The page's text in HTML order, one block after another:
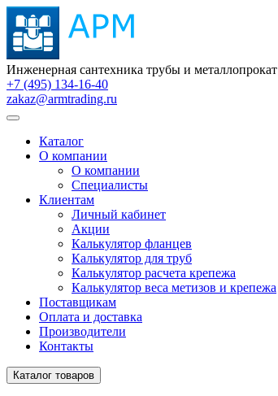
Инженерная сантехника трубы и металлопрокат
+7 (495) 134-16-40
zakaz@armtrading.ru
Каталог
О компании
О компании
Специалисты
Клиентам
Личный кабинет
Акции
Калькулятор фланцев
Калькулятор для труб
Калькулятор расчета крепежа
Калькулятор веса метизов и крепежа
Поставщикам
Оплата и доставка
Производители
Контакты
Каталог товаров